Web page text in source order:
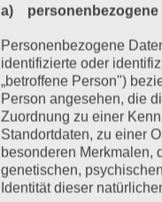
a) personenbezogene
Personenbezogene
identifizierte oder
„betroffene Person")
Person angesehen, die
Zuordnung zu einer
Standortdaten, zu einer
besonderen Merkmalen,
genetischen,
Identität dieser